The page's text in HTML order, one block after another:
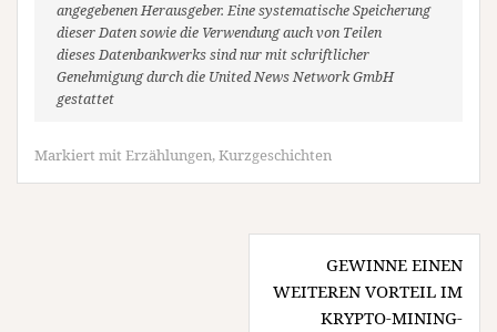
angegebenen Herausgeber. Eine systematische Speicherung
dieser Daten sowie die Verwendung auch von Teilen
dieses Datenbankwerks sind nur mit schriftlicher
Genehmigung durch die United News Network GmbH
gestattet
Markiert mit Erzählungen,Kurzgeschichten
GEWINNE EINEN
WEITEREN VORTEIL IM
KRYPTO-MINING-